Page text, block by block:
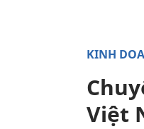
KINH
Việt